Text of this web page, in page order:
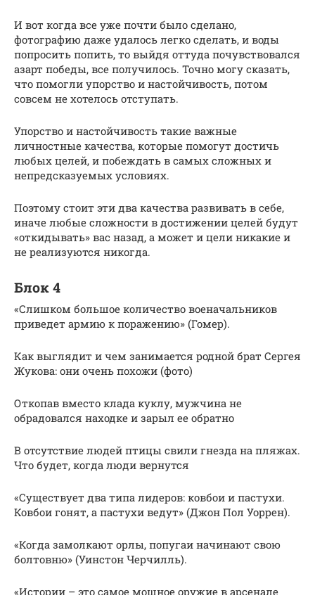
И вот когда все уже почти было сделано,
фотографию даже удалось легко сделать, и воды
попросить попить, то выйдя оттуда почувствовался
азарт победы, все получилось. Точно могу сказать,
что помогли упорство и настойчивость, потом
совсем не хотелось отступать.
Упорство и настойчивость такие важные
личностные качества, которые помогут достичь
любых целей, и побеждать в самых сложных и
непредсказуемых условиях.
Поэтому стоит эти два качества развивать в себе,
иначе любые сложности в достижении целей будут
«откидывать» вас назад, а может и цели никакие и
не реализуются никогда.
Блок 4
«Слишком большое количество военачальников
приведет армию к поражению» (Гомер).
Как выглядит и чем занимается родной брат Сергея
Жукова: они очень похожи (фото)
Откопав вместо клада куклу, мужчина не
обрадовался находке и зарыл ее обратно
В отсутствие людей птицы свили гнезда на пляжах.
Что будет, когда люди вернутся
«Существует два типа лидеров: ковбои и пастухи.
Ковбои гонят, а пастухи ведут» (Джон Пол Уоррен).
«Когда замолкают орлы, попугаи начинают свою
болтовню» (Уинстон Черчилль).
«Истории – это самое мощное оружие в арсенале